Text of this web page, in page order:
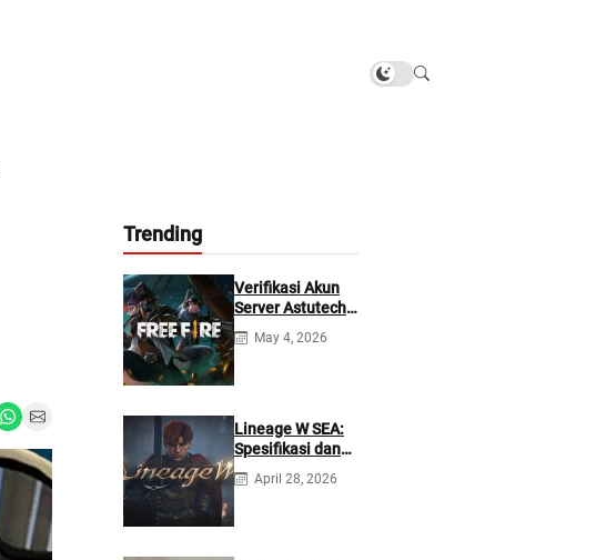
Share on WhatsApp Share on Email
Trending
Verifikasi Akun
Server Astutech
Free Fire Gratis
May 4, 2026
Lineage W SEA:
Spesifikasi dan
Tanggal Rilis
April 28, 2026